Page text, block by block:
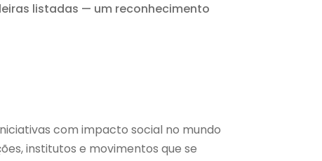
listadas — um reconhecimento
com impacto social no mundo
institutos e movimentos que se